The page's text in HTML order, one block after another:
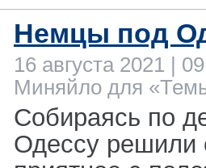
Немцы под
16 августа 2021 |
Миняйло для
Собираясь по
Одессу решили